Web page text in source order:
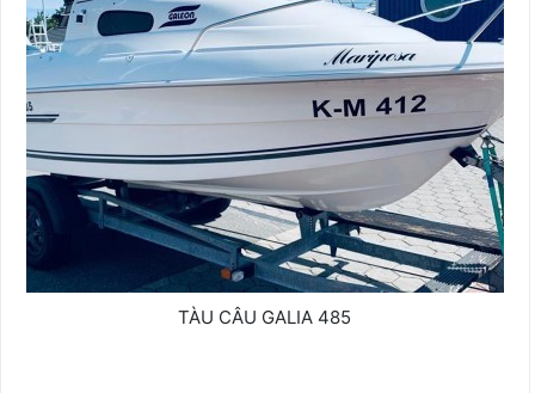
TÀU CÂU GALIA 485